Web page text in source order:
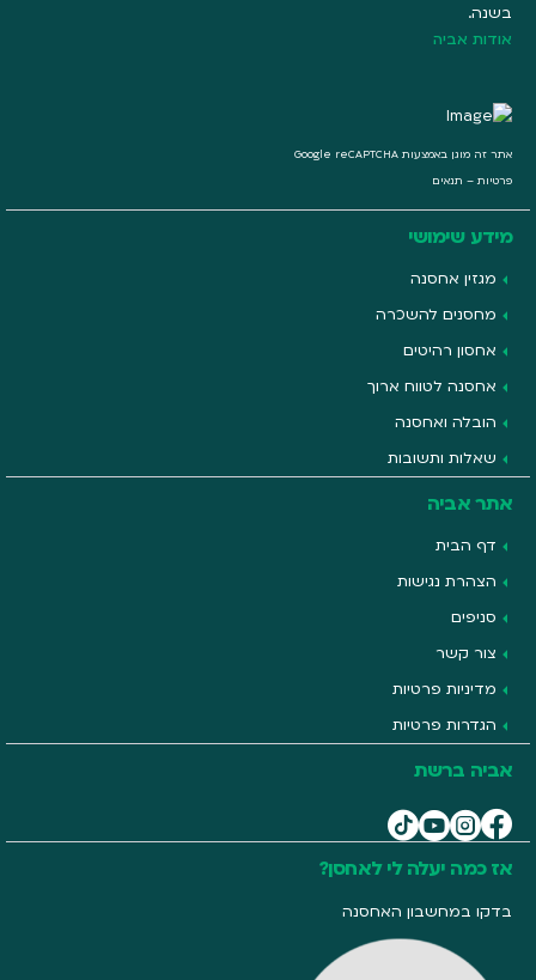
בשנה.
אודות אביה
אתר זה מוגן באמצעות Google reCAPTCHA
פרטיות – תנאים
מידע שימושי
מגזין אחסנה
מחסנים להשכרה
אחסון רהיטים
אחסנה לטווח ארוך
הובלה ואחסנה
שאלות ותשובות
אתר אביה
דף הבית
הצהרת נגישות
סניפים
צור קשר
מדיניות פרטיות
הגדרות פרטיות
אביה ברשת
אז כמה יעלה לי לאחסן?
בדקו במחשבון האחסנה